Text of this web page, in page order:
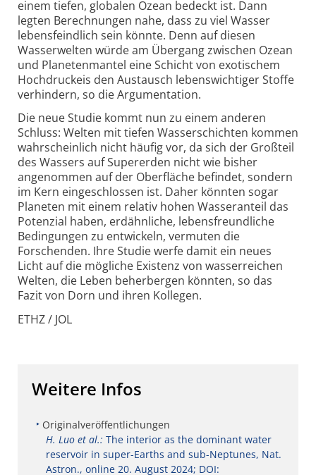
einem tiefen, globalen Ozean bedeckt ist. Dann
legten Berechnungen nahe, dass zu viel Wasser
lebens­feindlich sein könnte. Denn auf diesen
Wasserwelten würde am Übergang zwischen Ozean
und Planeten­mantel eine Schicht von exotischem
Hochdruckeis den Austausch lebenswichtiger Stoffe
verhindern, so die Argumentation.
Die neue Studie kommt nun zu einem anderen
Schluss: Welten mit tiefen Wasser­schichten kommen
wahrscheinlich nicht häufig vor, da sich der Großteil
des Wassers auf Supererden nicht wie bisher
angenommen auf der Ober­fläche befindet, sondern
im Kern einge­schlossen ist. Daher könnten sogar
Planeten mit einem relativ hohen Wasser­anteil das
Potenzial haben, erdähnliche, lebens­freundliche
Bedingungen zu entwickeln, vermuten die
Forschenden. Ihre Studie werfe damit ein neues
Licht auf die mögliche Existenz von wasser­reichen
Welten, die Leben beherbergen könnten, so das
Fazit von Dorn und ihren Kollegen.
ETHZ / JOL
Weitere Infos
Originalveröffentlichungen
H. Luo et al.: The interior as the dominant water
reservoir in super-Earths and sub-Neptunes, Nat.
Astron., online 20. August 2024; DOI: